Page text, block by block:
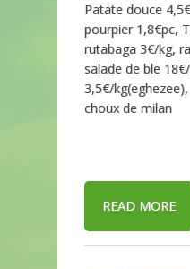
Patate douce
pourpier 1,8€pc,
rutabaga 3€/kg,
salade de ble
3,5€/
choux de milan
READ MORE